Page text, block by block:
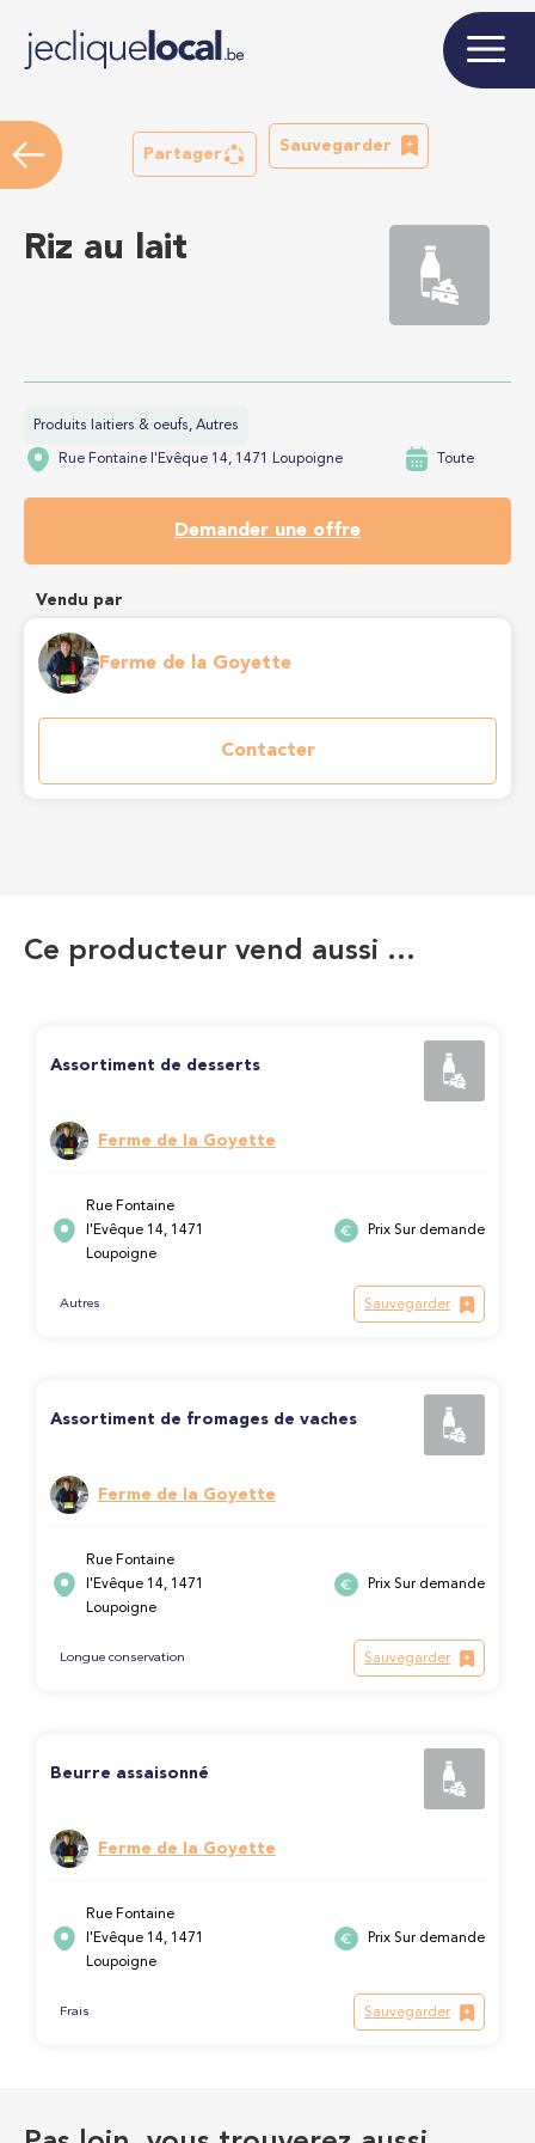
Partager
Sauvegarder
Riz au lait
Produits laitiers & oeufs, Autres
Rue Fontaine l'Evêque 14, 1471 Loupoigne Toute
Demander une offre
Vendu par
Ferme de la Goyette
Contacter
Ce producteur vend aussi …
Assortiment de desserts
Ferme de la Goyette
Rue Fontaine
l'Evêque 14, 1471
Loupoigne
Prix Sur demande
Autres Sauvegarder
Assortiment de fromages de vaches
Ferme de la Goyette
Rue Fontaine
l'Evêque 14, 1471
Loupoigne
Prix Sur demande
Longue conservation Sauvegarder
Beurre assaisonné
Ferme de la Goyette
Rue Fontaine
l'Evêque 14, 1471
Loupoigne
Prix Sur demande
Frais Sauvegarder